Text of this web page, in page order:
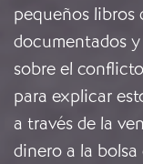
pequeños libros
documentados
sobre el
para explicar
a través de la
dinero a la